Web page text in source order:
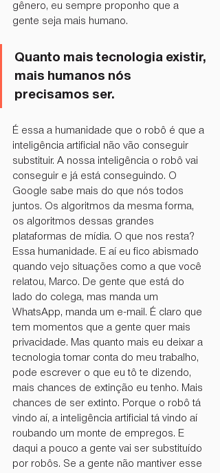
gênero, eu sempre proponho que a
gente seja mais humano.
Quanto mais tecnologia existir,
mais humanos nós
precisamos ser.
É essa a humanidade que o robô é que a
inteligência artificial não vão conseguir
substituir. A nossa inteligência o robô vai
conseguir e já está conseguindo. O
Google sabe mais do que nós todos
juntos. Os algoritmos da mesma forma,
os algoritmos dessas grandes
plataformas de mídia. O que nos resta?
Essa humanidade. E aí eu fico abismado
quando vejo situações como a que você
relatou, Marco. De gente que está do
lado do colega, mas manda um
WhatsApp, manda um e-mail. É claro que
tem momentos que a gente quer mais
privacidade. Mas quanto mais eu deixar a
tecnologia tomar conta do meu trabalho,
pode escrever o que eu tô te dizendo,
mais chances de extinção eu tenho. Mais
chances de ser extinto. Porque o robô tá
vindo aí, a inteligência artificial tá vindo aí
roubando um monte de empregos. E
daqui a pouco a gente vai ser substituído
por robôs. Se a gente não mantiver esse